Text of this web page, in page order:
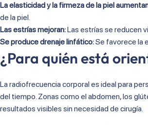
La elasticidad y la firmeza de la piel
de la piel.
Las estrías mejoran:Las estrías se reducen
Se produce drenaje linfático:Se favorece la
¿Para quién está
La radiofrecuencia corporal es ideal para
del tiempo. Zonas como el abdomen, los
resultados visibles sin necesidad de cirugía.